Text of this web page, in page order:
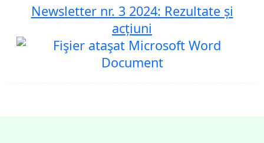
Newsletter nr. 3 2024: Rezultate și
acțiuni